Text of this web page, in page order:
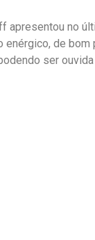
apresentou no
enérgico, de
ser